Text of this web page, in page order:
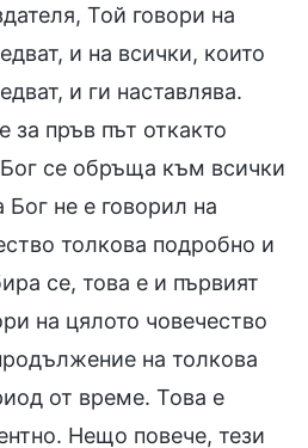
Той говори на
и на всички, които
и ги наставлява.
пръв път откакто
се обръща към всички
Бог не е говорил на
толкова подробно и
се, това е и първият
на цялото човечество
на толкова
от време. Това е
Нещо повече, тези